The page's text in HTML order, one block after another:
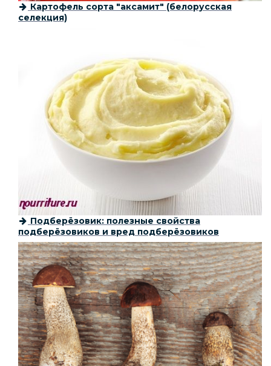
Картофель сорта "аксамит" (белорусская
селекция)
Подберёзовик: полезные свойства
подберёзовиков и вред подберёзовиков